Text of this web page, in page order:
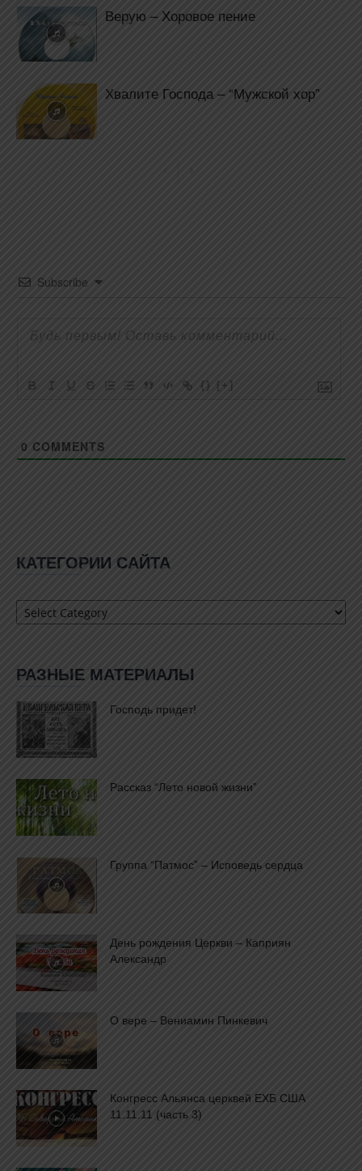
Верую – Хоровое пение
Хвалите Господа – “Мужской хор”
Subscribe
{} [+]
0 COMMENTS
КАТЕГОРИИ САЙТА
Категории
сайта
РАЗНЫЕ МАТЕРИАЛЫ
Господь придет!
Рассказ “Лето новой жизни”
Группа “Патмос” – Исповедь сердца
День рождения Церкви – Каприян
Александр
О вере – Вениамин Пинкевич
Конгресс Альянса церквей ЕХБ США
11.11.11 (часть 3)